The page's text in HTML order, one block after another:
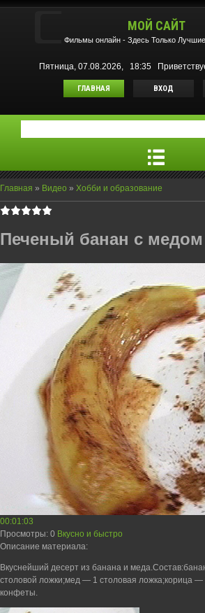
МОЙ САЙТ
Фильмы oнлайн - Здесь Только
Пятница, 07.08.2026, 18:35
ГЛАВНАЯ ВХОД
Главная » Видео » Хобби и образование
Печеный банан с медом
00:01:03
Просмотры: 0 Вкусно и быстро
Описание материала:
Вкуснейший десерт из банана и
столовой ложки;мед — 1 столовая ложка;корица
конфеты.